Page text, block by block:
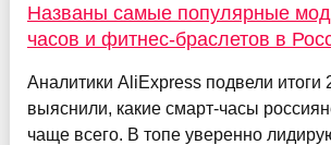
Названы самые популярные
часов и фитнес-браслетов в
Аналитики AliExpress подвели итоги
выяснили, какие смарт-часы
чаще всего. В топе уверенно